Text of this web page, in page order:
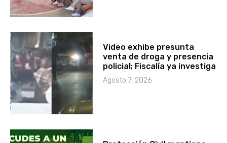
Video exhibe presunta
venta de droga y presencia
policial; Fiscalía ya investiga
Agosto 7, 2026